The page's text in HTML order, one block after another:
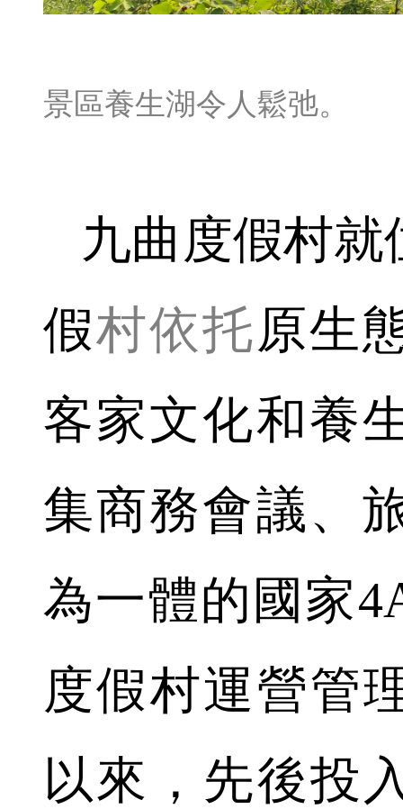
景區養生湖令人鬆弛。
九曲度假村就
假村依托原生
客家文化和養
集商務會議、
為一體的國家
度假村運營管
以來，先後投